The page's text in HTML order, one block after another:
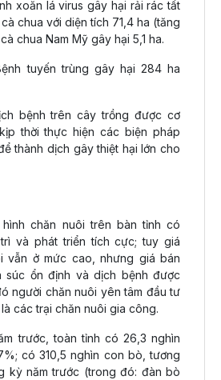
xoăn lá virus gây hại rải rác tất
chua với diện tích 71,4 ha (tăng
chua Nam Mỹ gây hại 5,1 ha.
tuyến trùng gây hại 284 ha
bệnh trên cây trồng được cơ
thời thực hiện các biện pháp
thành dịch gây thiệt hại lớn cho
chăn nuôi trên bàn tỉnh có
và phát triển tích cực; tuy giá
vẫn ở mức cao, nhưng giá bán
súc ổn định và dịch bệnh được
người chăn nuôi yên tâm đầu tư
các trại chăn nuôi gia công.
trước, toàn tỉnh có 26,3 nghìn
có 310,5 nghìn con bò, tương
kỳ năm trước (trong đó: đàn bò